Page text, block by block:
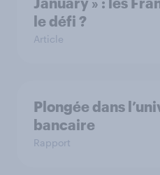
le défi ?
Article
Plongée dans
bancaire
Rapport